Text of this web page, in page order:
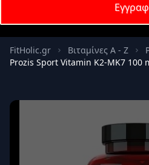
FitHolic.gr Βιταμίνες Α - Ζ
Prozis Sport Vitamin K2-MK7 100
Κωδικός
Σύνδεση